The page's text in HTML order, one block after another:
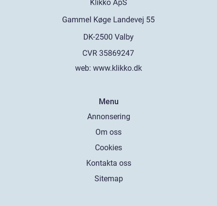
web: www.klikko.dk
Menu
Annonsering
Om oss
Cookies
Kontakta oss
Sitemap